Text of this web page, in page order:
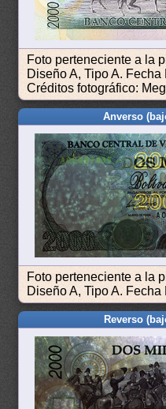
Foto perteneciente a la
Diseño A, Tipo A.
Créditos fotográfico:
Anverso
Foto perteneciente a la
Diseño A, Tipo A.
Reverso